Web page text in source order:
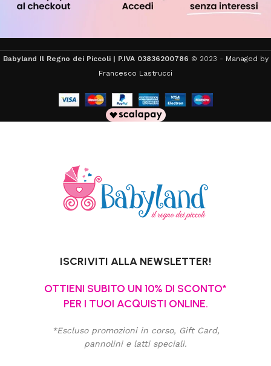
Babyland Il Regno dei Piccoli | P.IVA 03836200786 © 2023 - Managed by
Francesco Lastrucci
ISCRIVITI ALLA NEWSLETTER!
OTTIENI SUBITO UN 10% DI SCONTO*
PER I TUOI ACQUISTI ONLINE.
*Escluso promozioni in corso, Gift Card,
pannolini e latti speciali.